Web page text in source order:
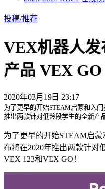
投稿/推荐
VEX机器人
产品 VEX
2020年03月19日 23:17
为了更早的开始STEAM启蒙和入
推出两款针对低龄段学生的全新产
为了更早的开始STEAM启
布将在2020年推出两款针对
VEX 123和VEX GO！